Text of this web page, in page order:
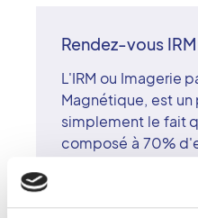
Rendez-vous IRM
L'IRM ou Imagerie
Magnétique, est
simplement le fait
composé à 70%
un champ
signaux qui sont